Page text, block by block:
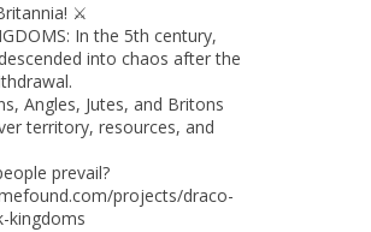
⚔️
In the 5th century,
into chaos after the
Angles, Jutes, and Britons
territory, resources, and
prevail?
projects/draco-
kingdoms